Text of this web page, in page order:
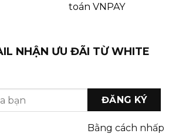
toán VNPAY
NHẬN ƯU ĐÃI TỪ WHITE
Bằng cách nhấp